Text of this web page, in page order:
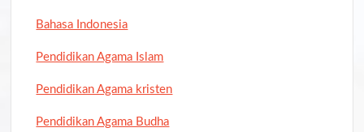
Bahasa Indonesia
Pendidikan Agama Islam
Pendidikan Agama kristen
Pendidikan Agama Budha